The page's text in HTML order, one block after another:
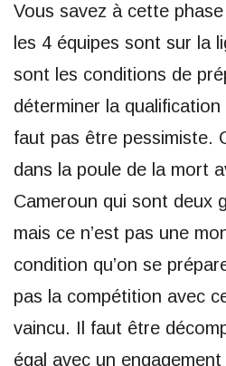
Vous savez à cette
les 4 équipes sont sur la
sont les conditions de
déterminer la
faut pas être pessimiste.
dans la poule de la mort
Cameroun qui sont deux
mais ce n’est pas une
condition qu’on se
pas la compétition avec
vaincu. Il faut être
égal avec un